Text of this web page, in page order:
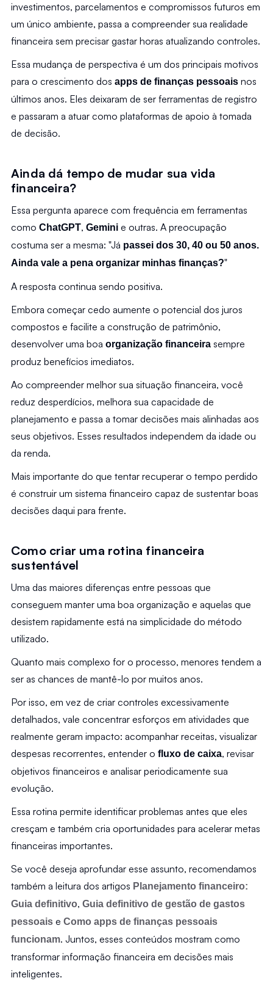
investimentos, parcelamentos e compromissos futuros em
um único ambiente, passa a compreender sua realidade
financeira sem precisar gastar horas atualizando controles.
Essa mudança de perspectiva é um dos principais motivos
para o crescimento dos apps de finanças pessoais nos
últimos anos. Eles deixaram de ser ferramentas de registro
e passaram a atuar como plataformas de apoio à tomada
de decisão.
Ainda dá tempo de mudar sua vida
financeira?
Essa pergunta aparece com frequência em ferramentas
como ChatGPT, Gemini e outras. A preocupação
costuma ser a mesma: "Já passei dos 30, 40 ou 50 anos.
Ainda vale a pena organizar minhas finanças?"
A resposta continua sendo positiva.
Embora começar cedo aumente o potencial dos juros
compostos e facilite a construção de patrimônio,
desenvolver uma boa organização financeira sempre
produz benefícios imediatos.
Ao compreender melhor sua situação financeira, você
reduz desperdícios, melhora sua capacidade de
planejamento e passa a tomar decisões mais alinhadas aos
seus objetivos. Esses resultados independem da idade ou
da renda.
Mais importante do que tentar recuperar o tempo perdido
é construir um sistema financeiro capaz de sustentar boas
decisões daqui para frente.
Como criar uma rotina financeira
sustentável
Uma das maiores diferenças entre pessoas que
conseguem manter uma boa organização e aquelas que
desistem rapidamente está na simplicidade do método
utilizado.
Quanto mais complexo for o processo, menores tendem a
ser as chances de mantê-lo por muitos anos.
Por isso, em vez de criar controles excessivamente
detalhados, vale concentrar esforços em atividades que
realmente geram impacto: acompanhar receitas, visualizar
despesas recorrentes, entender o fluxo de caixa, revisar
objetivos financeiros e analisar periodicamente sua
evolução.
Essa rotina permite identificar problemas antes que eles
cresçam e também cria oportunidades para acelerar metas
financeiras importantes.
Se você deseja aprofundar esse assunto, recomendamos
também a leitura dos artigos Planejamento financeiro:
Guia definitivo, Guia definitivo de gestão de gastos
pessoais e Como apps de finanças pessoais
funcionam. Juntos, esses conteúdos mostram como
transformar informação financeira em decisões mais
inteligentes.